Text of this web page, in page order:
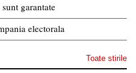
garantate
electorala
Toate stirile